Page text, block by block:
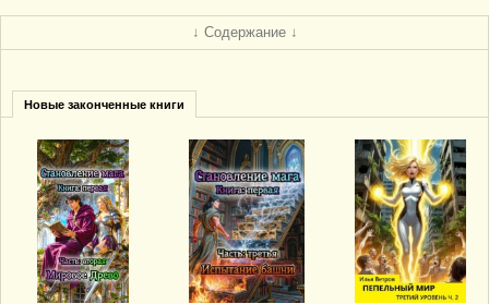
↓ Содержание ↓
Новые законченные книги